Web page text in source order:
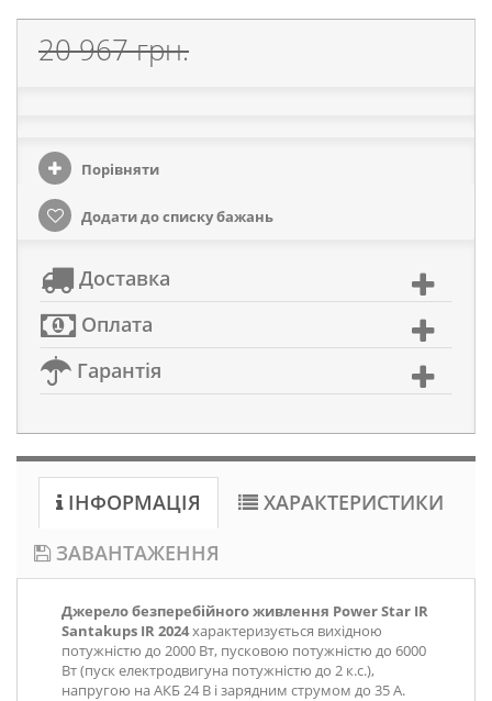
20 967 грн.
Порівняти
Додати до списку бажань
Доставка
Оплата
Гарантія
ІНФОРМАЦІЯ
ХАРАКТЕРИСТИКИ
ЗАВАНТАЖЕННЯ
Джерело безперебійного живлення Power Star IR
Santakups IR 2024характеризується вихідною
потужністю до 2000 Вт, пусковою потужністю до 6000
Вт (пуск електродвигуна потужністю до 2 к.с.),
напругою на АКБ 24 В і зарядним струмом до 35 А.